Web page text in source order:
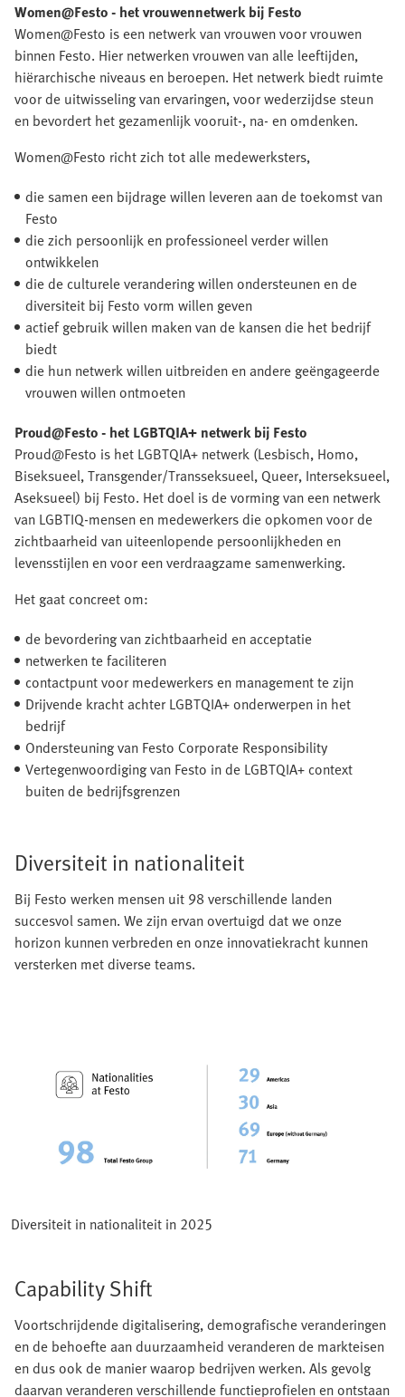
Women@Festo- het vrouwennetwerk bij Festo
Women@Festo is een netwerk van vrouwen voor vrouwen
binnen Festo. Hier netwerken vrouwen van alle leeftijden,
hiërarchische niveaus en beroepen. Het netwerk biedt ruimte
voor de uitwisseling van ervaringen, voor wederzijdse steun
en bevordert het gezamenlijk vooruit-, na- en omdenken.
Women@Festo richt zich tot alle medewerksters,
die samen een bijdrage willen leveren aan de toekomst van
Festo
die zich persoonlijk en professioneel verder willen
ontwikkelen
die de culturele verandering willen ondersteunen en de
diversiteit bij Festo vorm willen geven
actief gebruik willen maken van de kansen die het bedrijf
biedt
die hun netwerk willen uitbreiden en andere geëngageerde
vrouwen willen ontmoeten
Proud@Festo - het LGBTQIA+ netwerk bij Festo
Proud@Festo is het LGBTQIA+ netwerk (Lesbisch, Homo,
Biseksueel, Transgender/Transseksueel, Queer, Interseksueel,
Aseksueel) bij Festo. Het doel is de vorming van een netwerk
van LGBTIQ-mensen en medewerkers die opkomen voor de
zichtbaarheid van uiteenlopende persoonlijkheden en
levensstijlen en voor een verdraagzame samenwerking.
Het gaat concreet om:
de bevordering van zichtbaarheid en acceptatie
netwerken te faciliteren
contactpunt voor medewerkers en management te zijn
Drijvende kracht achter LGBTQIA+ onderwerpen in het
bedrijf
Ondersteuning van Festo Corporate Responsibility
Vertegenwoordiging van Festo in de LGBTQIA+ context
buiten de bedrijfsgrenzen
Diversiteit in nationaliteit
Bij Festo werken mensen uit 98 verschillende landen
succesvol samen. We zijn ervan overtuigd dat we onze
horizon kunnen verbreden en onze innovatiekracht kunnen
versterken met diverse teams.
Diversiteit in nationaliteit in 2025
Capability Shift
Voortschrijdende digitalisering, demografische veranderingen
en de behoefte aan duurzaamheid veranderen de markteisen
en dus ook de manier waarop bedrijven werken. Als gevolg
daarvan veranderen verschillende functieprofielen en ontstaan